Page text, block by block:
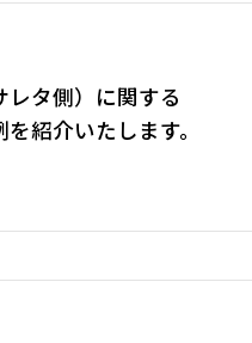
レタ側）に関する
紹介いたします。